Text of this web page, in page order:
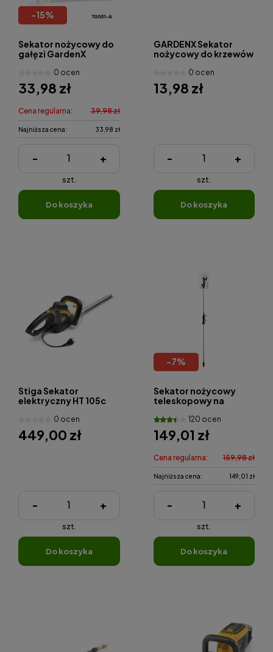
-15%
Sekator nożycowy do
gałęzi GardenX
TG051-A
0 ocen
33,98 zł
Cena regularna: 39,98 zł
Najniższa cena: 33,98 zł
- +
szt.
do koszyka
GARDENX Sekator
nożycowy do krzewów
0 ocen
13,98 zł
- +
szt.
do koszyka
Stiga Sekator
elektryczny HT 105c
0 ocen
449,00 zł
- +
szt.
do koszyka
-7%
Sekator nożycowy
teleskopowy na
wysięgniku Żyrafa GS-
2118 GardenX
120 ocen
149,01 zł
Cena regularna: 159,98 zł
Najniższa cena: 149,01 zł
- +
szt.
do koszyka